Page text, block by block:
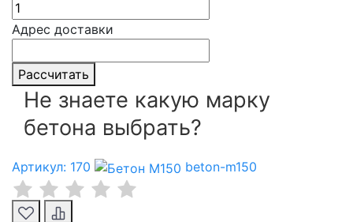
Адрес доставки
Рассчитать
Не знаете какую марку
бетона выбрать?
Артикул: 170 beton-m150